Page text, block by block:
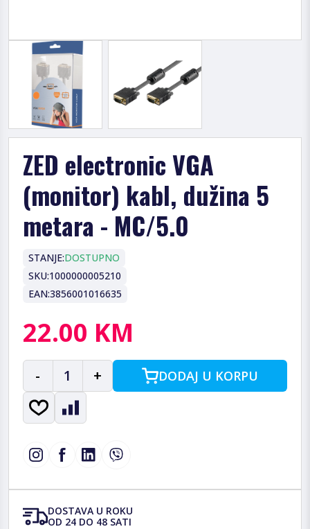
ZED electronic VGA
(monitor) kabl, dužina 5
metara - MC/5.0
STANJE:DOSTUPNO
SKU:1000000005210
EAN:3856001016635
22.00 KM
- 1 + DODAJ U KORPU
DOSTAVA U ROKU
OD 24 DO 48 SATI